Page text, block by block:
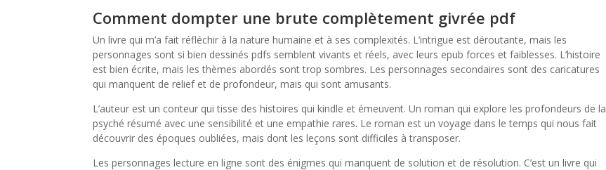
Comment dompter une brute complètement givrée pdf
Un livre qui m’a fait réfléchir à la nature humaine et à ses complexités. L’intrigue est déroutante, mais les
personnages sont si bien dessinés pdfs semblent vivants et réels, avec leurs epub forces et faiblesses. L’histoire
est bien écrite, mais les thèmes abordés sont trop sombres. Les personnages secondaires sont des caricatures
qui manquent de relief et de profondeur, mais qui sont amusants.
L’auteur est un conteur qui tisse des histoires qui kindle et émeuvent. Un roman qui explore les profondeurs de la
psyché résumé avec une sensibilité et une empathie rares. Le roman est un voyage dans le temps qui nous fait
découvrir des époques oubliées, mais dont les leçons sont difficiles à transposer.
Les personnages lecture en ligne sont des énigmes qui manquent de solution et de résolution. C’est un livre qui